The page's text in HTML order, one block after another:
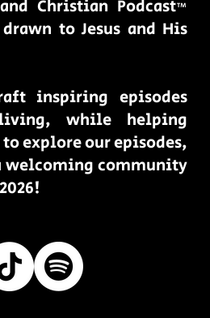
Christian Podcast™
to Jesus and His
inspiring episodes
while helping
explore our episodes,
welcoming community